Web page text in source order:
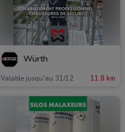
Würth
Valable jusqu'au 31/12 11.8 km